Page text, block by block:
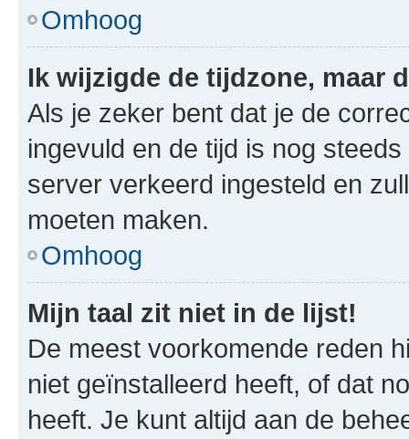
Omhoog
Ik wijzigde de tijdzone, maar
Als je zeker bent dat je de
ingevuld en de tijd is nog
server verkeerd ingesteld en
moeten maken.
Omhoog
Mijn taal zit niet in de lijst!
De meest voorkomende reden
niet geïnstalleerd heeft, of dat
heeft. Je kunt altijd aan de